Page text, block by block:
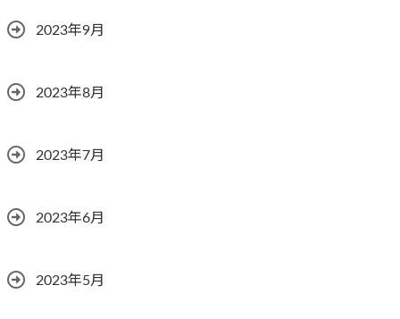
2023年9月
2023年8月
2023年7月
2023年6月
2023年5月